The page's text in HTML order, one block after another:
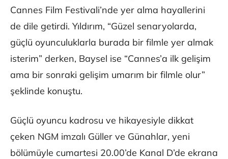
Cannes Film Festivali’nde yer alma hayallerini
de dile getirdi. Yıldırım, “Güzel senaryolarda,
güçlü oyunculuklarla burada bir filmle yer almak
isterim” derken, Baysel ise “Cannes’a ilk gelişim
ama bir sonraki gelişim umarım bir filmle olur”
şeklinde konuştu.
Güçlü oyuncu kadrosu ve hikayesiyle dikkat
çeken NGM imzalı Güller ve Günahlar, yeni
bölümüyle cumartesi 20.00’de Kanal D’de ekrana